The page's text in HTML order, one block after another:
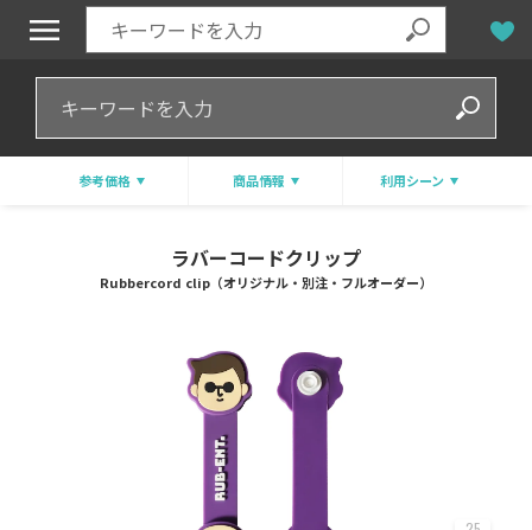
参考価格 商品情報 利用シーン
ラバーコードクリップ
Rubbercord clip（オリジナル・別注・フルオーダー）